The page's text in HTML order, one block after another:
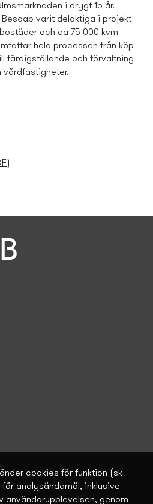
i drygt 15 år.
Besqab varit delaktiga i projekt
och ca 75 000 kvm
hela processen från köp
färdigställande och förvaltning
vårdfastigheter.
cookies för funktion (sk
analysändamål, inklusive
genom